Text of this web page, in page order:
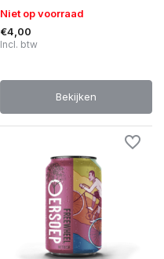
Niet op voorraad
€4,00
Incl. btw
Bekijken